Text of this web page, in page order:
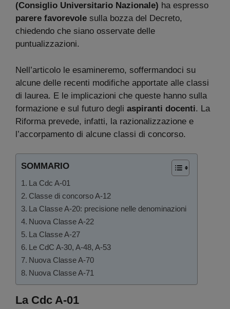
(Consiglio Universitario Nazionale) ha espresso
parere favorevole sulla bozza del Decreto,
chiedendo che siano osservate delle
puntualizzazioni.
Nell’articolo le esamineremo, soffermandoci su
alcune delle recenti modifiche apportate alle classi
di laurea. E le implicazioni che queste hanno sulla
formazione e sul futuro degli aspiranti docenti. La
Riforma prevede, infatti, la razionalizzazione e
l’accorpamento di alcune classi di concorso.
SOMMARIO
La Cdc A-01
Classe di concorso A-12
La Classe A-20: precisione nelle denominazioni
Nuova Classe A-22
La Classe A-27
Le CdC A-30, A-48, A-53
Nuova Classe A-70
Nuova Classe A-71
La Cdc A-01